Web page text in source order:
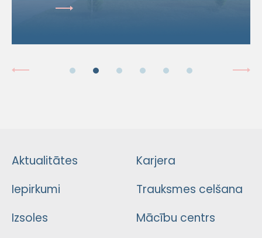
Aktualitātes
Iepirkumi
Izsoles
Karjera
Trauksmes celšana
Mācību centrs